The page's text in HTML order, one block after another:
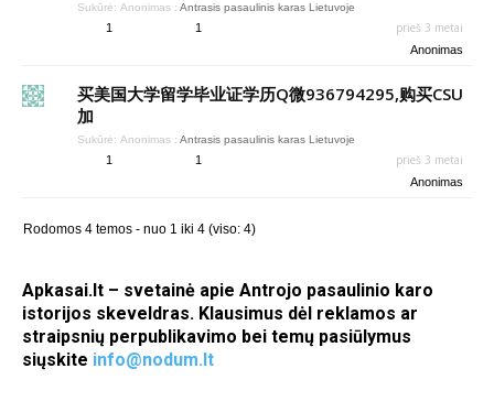
Sukūrė: Anonimas : Antrasis pasaulinis karas Lietuvoje
1 1 prieš 3 metai
Anonimas
买美国大学留学毕业证学历Q微936794295,购买CSU
加
Sukūrė: Anonimas : Antrasis pasaulinis karas Lietuvoje
1 1 prieš 3 metai
Anonimas
Rodomos 4 temos - nuo 1 iki 4 (viso: 4)
Apkasai.lt – svetainė apie Antrojo pasaulinio karo
istorijos skeveldras. Klausimus dėl reklamos ar
straipsnių perpublikavimo bei temų pasiūlymus
siųskite info@nodum.lt